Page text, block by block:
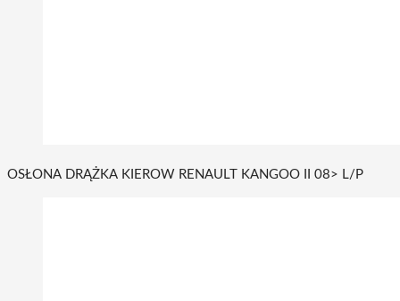
OSŁONA DRĄŻKA KIEROW RENAULT KANGOO II 08> L/P